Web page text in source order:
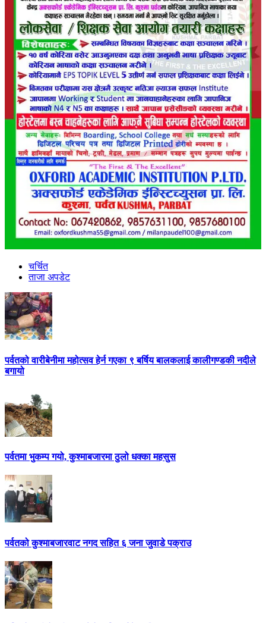
चर्चित
ताजा अपडेट
पर्वतको वारीबेनीमा महोत्सव हेर्न गएका ९ बर्षिय बालकलाई कालीगण्डकी नदीले
बगायो
पर्वतमा भुकम्प गयो, कुश्माबजारमा ठुलो धक्का महसुस
पर्वतको कुश्माबजारवाट नगद सहित ६ जना जुवाडे पक्राउ